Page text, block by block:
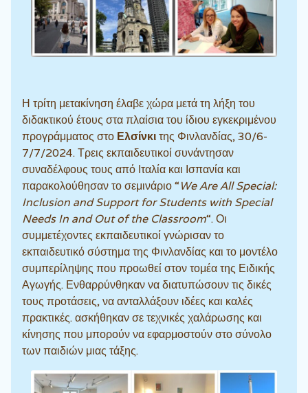
Η τρίτη μετακίνηση έλαβε χώρα μετά τη λήξη του
διδακτικού έτους στα πλαίσια του ίδιου εγκεκριμένου
προγράμματος στο Ελσίνκιτης Φινλανδίας, 30/6-
7/7/2024. Τρεις εκπαιδευτικοί συνάντησαν
συναδέλφους τους από Ιταλία και Ισπανία και
παρακολούθησαν το σεμινάριο “We Are All Special:
Inclusion and Support for Students with Special
Needs In and Out of the Classroom“. Οι
συμμετέχοντες εκπαιδευτικοί γνώρισαν το
εκπαιδευτικό σύστημα της Φινλανδίας και το μοντέλο
συμπερίληψης που προωθεί στον τομέα της Ειδικής
Αγωγής. Ενθαρρύνθηκαν να διατυπώσουν τις δικές
τους προτάσεις, να ανταλλάξουν ιδέες και καλές
πρακτικές. ασκήθηκαν σε τεχνικές χαλάρωσης και
κίνησης που μπορούν να εφαρμοστούν στο σύνολο
των παιδιών μιας τάξης.